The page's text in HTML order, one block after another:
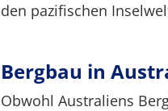
den pazifischen
Bergbau in
Obwohl Australiens